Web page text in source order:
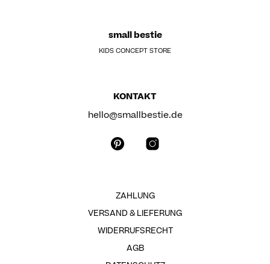
small bestie
KIDS CONCEPT STORE
KONTAKT
hello@smallbestie.de
ZAHLUNG
VERSAND & LIEFERUNG
WIDERRUFSRECHT
AGB